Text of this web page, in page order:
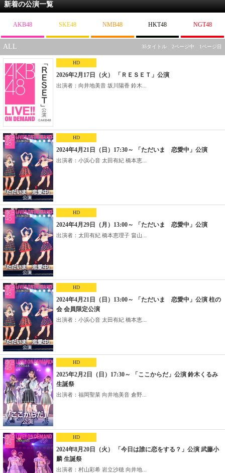
新着の公演一覧
AKB48 SKE48 NMB48 HKT48 NGT48
ALL 35タイトル 2ページ中 1ページ目
HD
2026年2月17日（火） 「ＲＥＳＥＴ」公演
出演者：向井地美音 坂川陽香 鈴木...
HD
2024年4月21日（日）17:30～ 「ただいま 恋愛中」公演
出演者：小浜心音 太田有紀 橋本恵...
HD
2024年4月29日（月）13:00～ 「ただいま 恋愛中」公演
出演者：太田有紀 橋本恵理子 畠山...
HD
2024年4月21日（日）13:00～ 「ただいま 恋愛中」公演 柱の
会 会員限定公演
出演者：小浜心音 太田有紀 橋本恵...
HD
2025年2月2日（日）17:30～ 「ここからだ」公演 鈴木くるみ
生誕祭
出演者：福岡聖菜 向井地美音 倉野...
HD
2024年8月20日（火） 「今日は誰に恋をする？」公演 武藤小
麟 生誕祭
出演者：村山彩希 岩立沙穂 向井地...